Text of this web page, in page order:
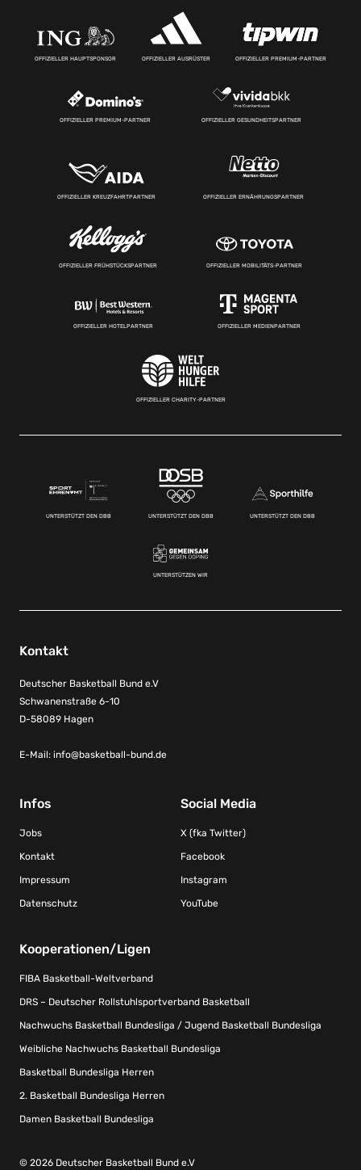
OFFIZIELLER HAUPTSPONSOR OFFIZIELLER AUSRÜSTER OFFIZIELLER PREMIUM-PARTNER
OFFIZIELLER PREMIUM-PARTNER OFFIZIELLER GESUNDHEITSPARTNER
OFFIZIELLER KREUZFAHRTPARTNER OFFIZIELLER ERNÄHRUNGSPARTNER
OFFIZIELLER FRÜHSTÜCKSPARTNER OFFIZIELLER MOBILITÄTS-PARTNER
OFFIZIELLER HOTELPARTNER OFFIZIELLER MEDIENPARTNER
OFFIZIELLER CHARITY-PARTNER
UNTERSTÜTZT DEN DBB UNTERSTÜTZT DEN DBB UNTERSTÜTZT DEN DBB
UNTERSTÜTZEN WIR
Kontakt
Deutscher Basketball Bund e.V
Schwanenstraße 6-10
D-58089 Hagen
E-Mail: info@basketball-bund.de
Infos
Jobs
Kontakt
Impressum
Datenschutz
Social Media
X (fka Twitter)
Facebook
Instagram
YouTube
Kooperationen/Ligen
FIBA Basketball-Weltverband
DRS – Deutscher Rollstuhlsportverband Basketball
Nachwuchs Basketball Bundesliga / Jugend Basketball Bundesliga
Weibliche Nachwuchs Basketball Bundesliga
Basketball Bundesliga Herren
2. Basketball Bundesliga Herren
Damen Basketball Bundesliga
© 2026 Deutscher Basketball Bund e.V